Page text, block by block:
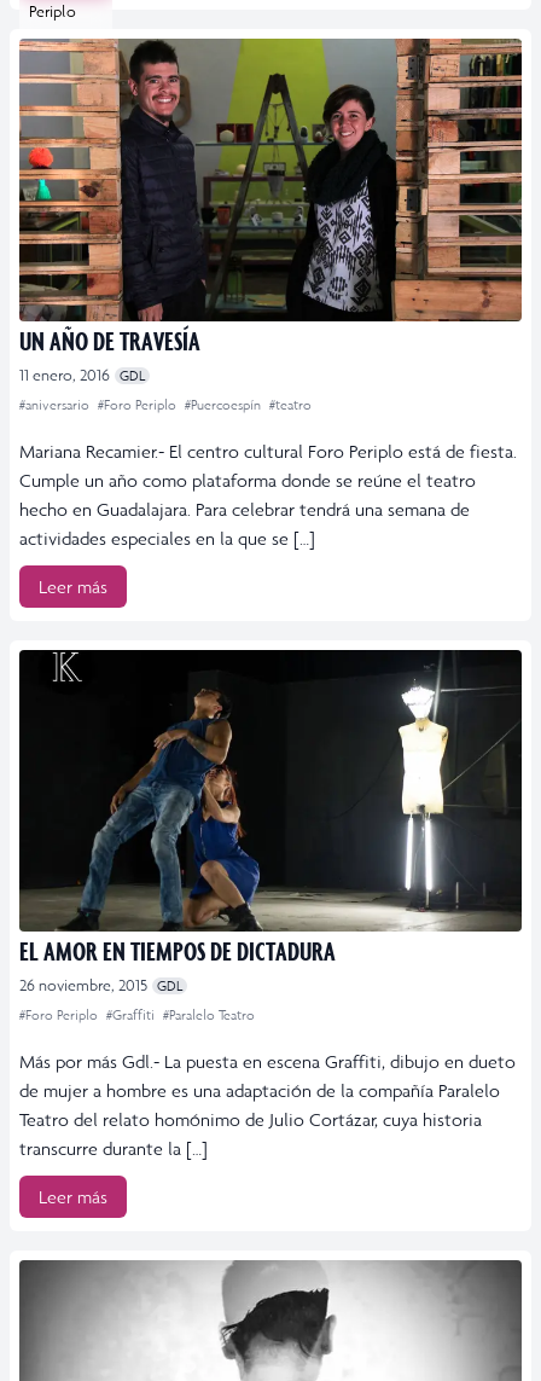
Periplo
UN AÑO DE TRAVESÍA
11 enero, 2016 GDL
#aniversario #Foro Periplo #Puercoespín #teatro
Mariana Recamier.- El centro cultural Foro Periplo está de fiesta.
Cumple un año como plataforma donde se reúne el teatro
hecho en Guadalajara. Para celebrar tendrá una semana de
actividades especiales en la que se […]
Leer más
EL AMOR EN TIEMPOS DE DICTADURA
26 noviembre, 2015 GDL
#Foro Periplo #Graffiti #Paralelo Teatro
Más por más Gdl.- La puesta en escena Graffiti, dibujo en dueto
de mujer a hombre es una adaptación de la compañía Paralelo
Teatro del relato homónimo de Julio Cortázar, cuya historia
transcurre durante la […]
Leer más